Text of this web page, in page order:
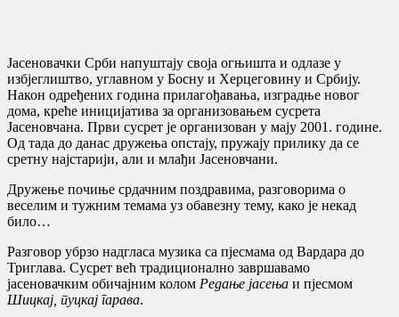
Јасеновачки Срби напуштају своја огњишта и одлазе у
избјеглиштво, углавном у Босну и Херцеговину и Србију.
Након одређених година прилагођавања, изградње новог
дома, креће иницијатива за организовањем сусрета
Јасеновчана. Први сусрет је организован у мају 2001. године.
Од тада до данас дружења опстају, пружају прилику да се
сретну најстарији, али и млађи Јасеновчани.
Дружење почиње срдачним поздравима, разговорима о
веселим и тужним темама уз обавезну тему, како је некад
било…
Разговор убрзо надгласа музика са пјесмама од Вардара до
Триглава. Сусрет већ традиционално завршавамо
јасеновачким обичајним колом Редање јасења и пјесмом
Шицкај, пуцкај гарава.